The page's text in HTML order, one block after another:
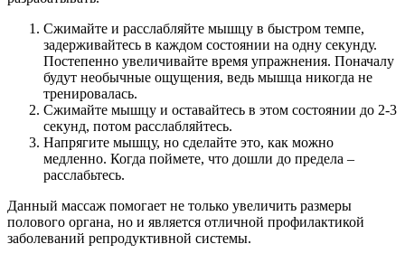
Сжимайте и расслабляйте мышцу в быстром темпе,
задерживайтесь в каждом состоянии на одну секунду.
Постепенно увеличивайте время упражнения. Поначалу
будут необычные ощущения, ведь мышца никогда не
тренировалась.
Сжимайте мышцу и оставайтесь в этом состоянии до 2-3
секунд, потом расслабляйтесь.
Напрягите мышцу, но сделайте это, как можно
медленно. Когда поймете, что дошли до предела –
расслабьтесь.
Данный массаж помогает не только увеличить размеры
полового органа, но и является отличной профилактикой
заболеваний репродуктивной системы.